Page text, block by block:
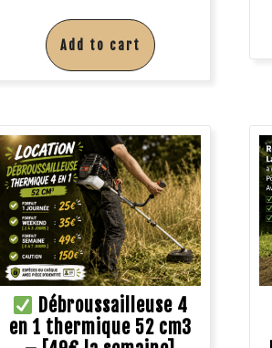
Add to cart
Débroussailleuse 4
en 1 thermique 52 cm3